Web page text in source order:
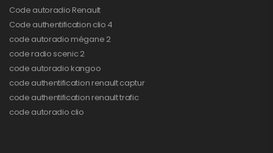
Code autoradio Renault
Code authentification clio 4
code autoradio mégane 2
code radio scenic 2
code autoradio kangoo
code authentification renault captur
code authentification renault trafic
code autoradio clio